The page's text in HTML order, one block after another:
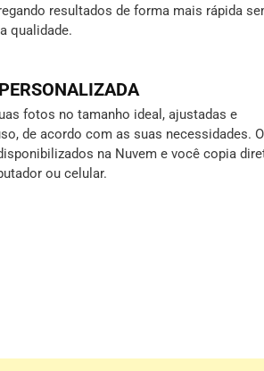
resultados de forma mais rápida
qualidade.
fotos no tamanho ideal, ajustadas e
de acordo com as suas necessidades.
na Nuvem e você copia
ou celular.